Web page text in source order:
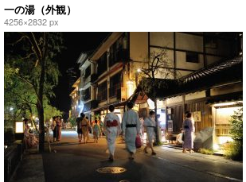
一の湯（外観）
4256×2832 px